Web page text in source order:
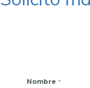
Nombre